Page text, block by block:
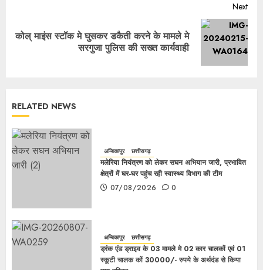
Next
कोल् माइंस स्टॉक मे घुसकर डकैती करने के मामले मे
सरगुजा पुलिस की सख्त कार्यवाही
RELATED NEWS
अम्बिकापुर छत्तीसगढ़
मलेरिया नियंत्रण को लेकर सघन अभियान जारी, प्रभावित
क्षेत्रों में घर-घर पहुंच रही स्वास्थ्य विभाग की टीम
07/08/2026
0
अम्बिकापुर छत्तीसगढ़
ड्रंक एंड ड्राइव के 03 मामले मे 02 कार चालकों एवं 01
स्कूटी चालक कों 30000/- रुपये के अर्थदंड से किया